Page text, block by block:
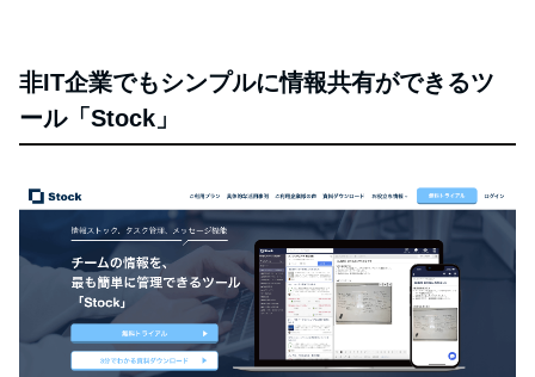
非IT企業でもシンプルに情報共有ができるツ
ール「Stock」